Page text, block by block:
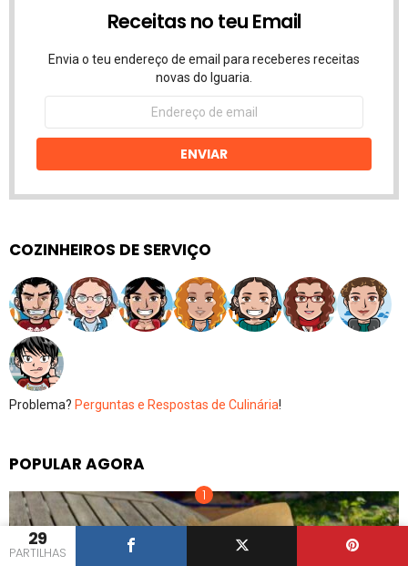
29
PARTILHAS
Receitas no teu Email
Envia o teu endereço de email para receberes receitas
novas do Iguaria.
Endereço
email
ENVIAR
COZINHEIROS DE SERVIÇO
Problema? Perguntas e Respostas de Culinária!
POPULAR AGORA